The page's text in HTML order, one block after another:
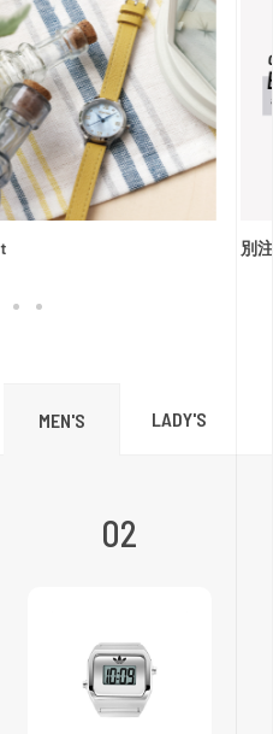
別
MEN'S LADY'S
02